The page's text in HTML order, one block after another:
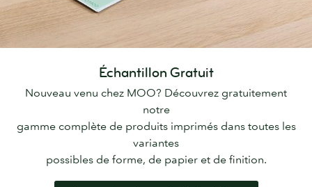
Échantillon Gratuit
Nouveau venu chez MOO? Découvrez gratuitement
notre
gamme complète de produits imprimés dans toutes les
variantes
possibles de forme, de papier et de finition.